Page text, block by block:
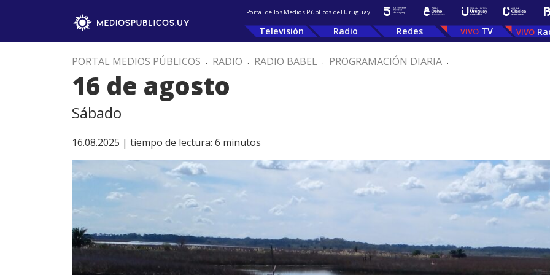
Portal de los Medios Públicos del Uruguay
Televisión Radio Redes TV
PORTAL MEDIOS PÚBLICOS . RADIO . RADIO BABEL . PROGRAMACIÓN DIARIA .
16 de agosto
Sábado
16.08.2025 | tiempo de lectura: 6 minutos